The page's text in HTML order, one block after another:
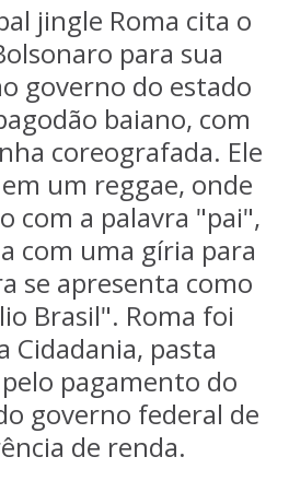
jingle Roma cita o
para sua
governo do estado
baiano, com
coreografada. Ele
um reggae, onde
com a palavra "pai",
com uma gíria para
se apresenta como
Brasil". Roma foi
Cidadania, pasta
pagamento do
governo federal de
de renda.